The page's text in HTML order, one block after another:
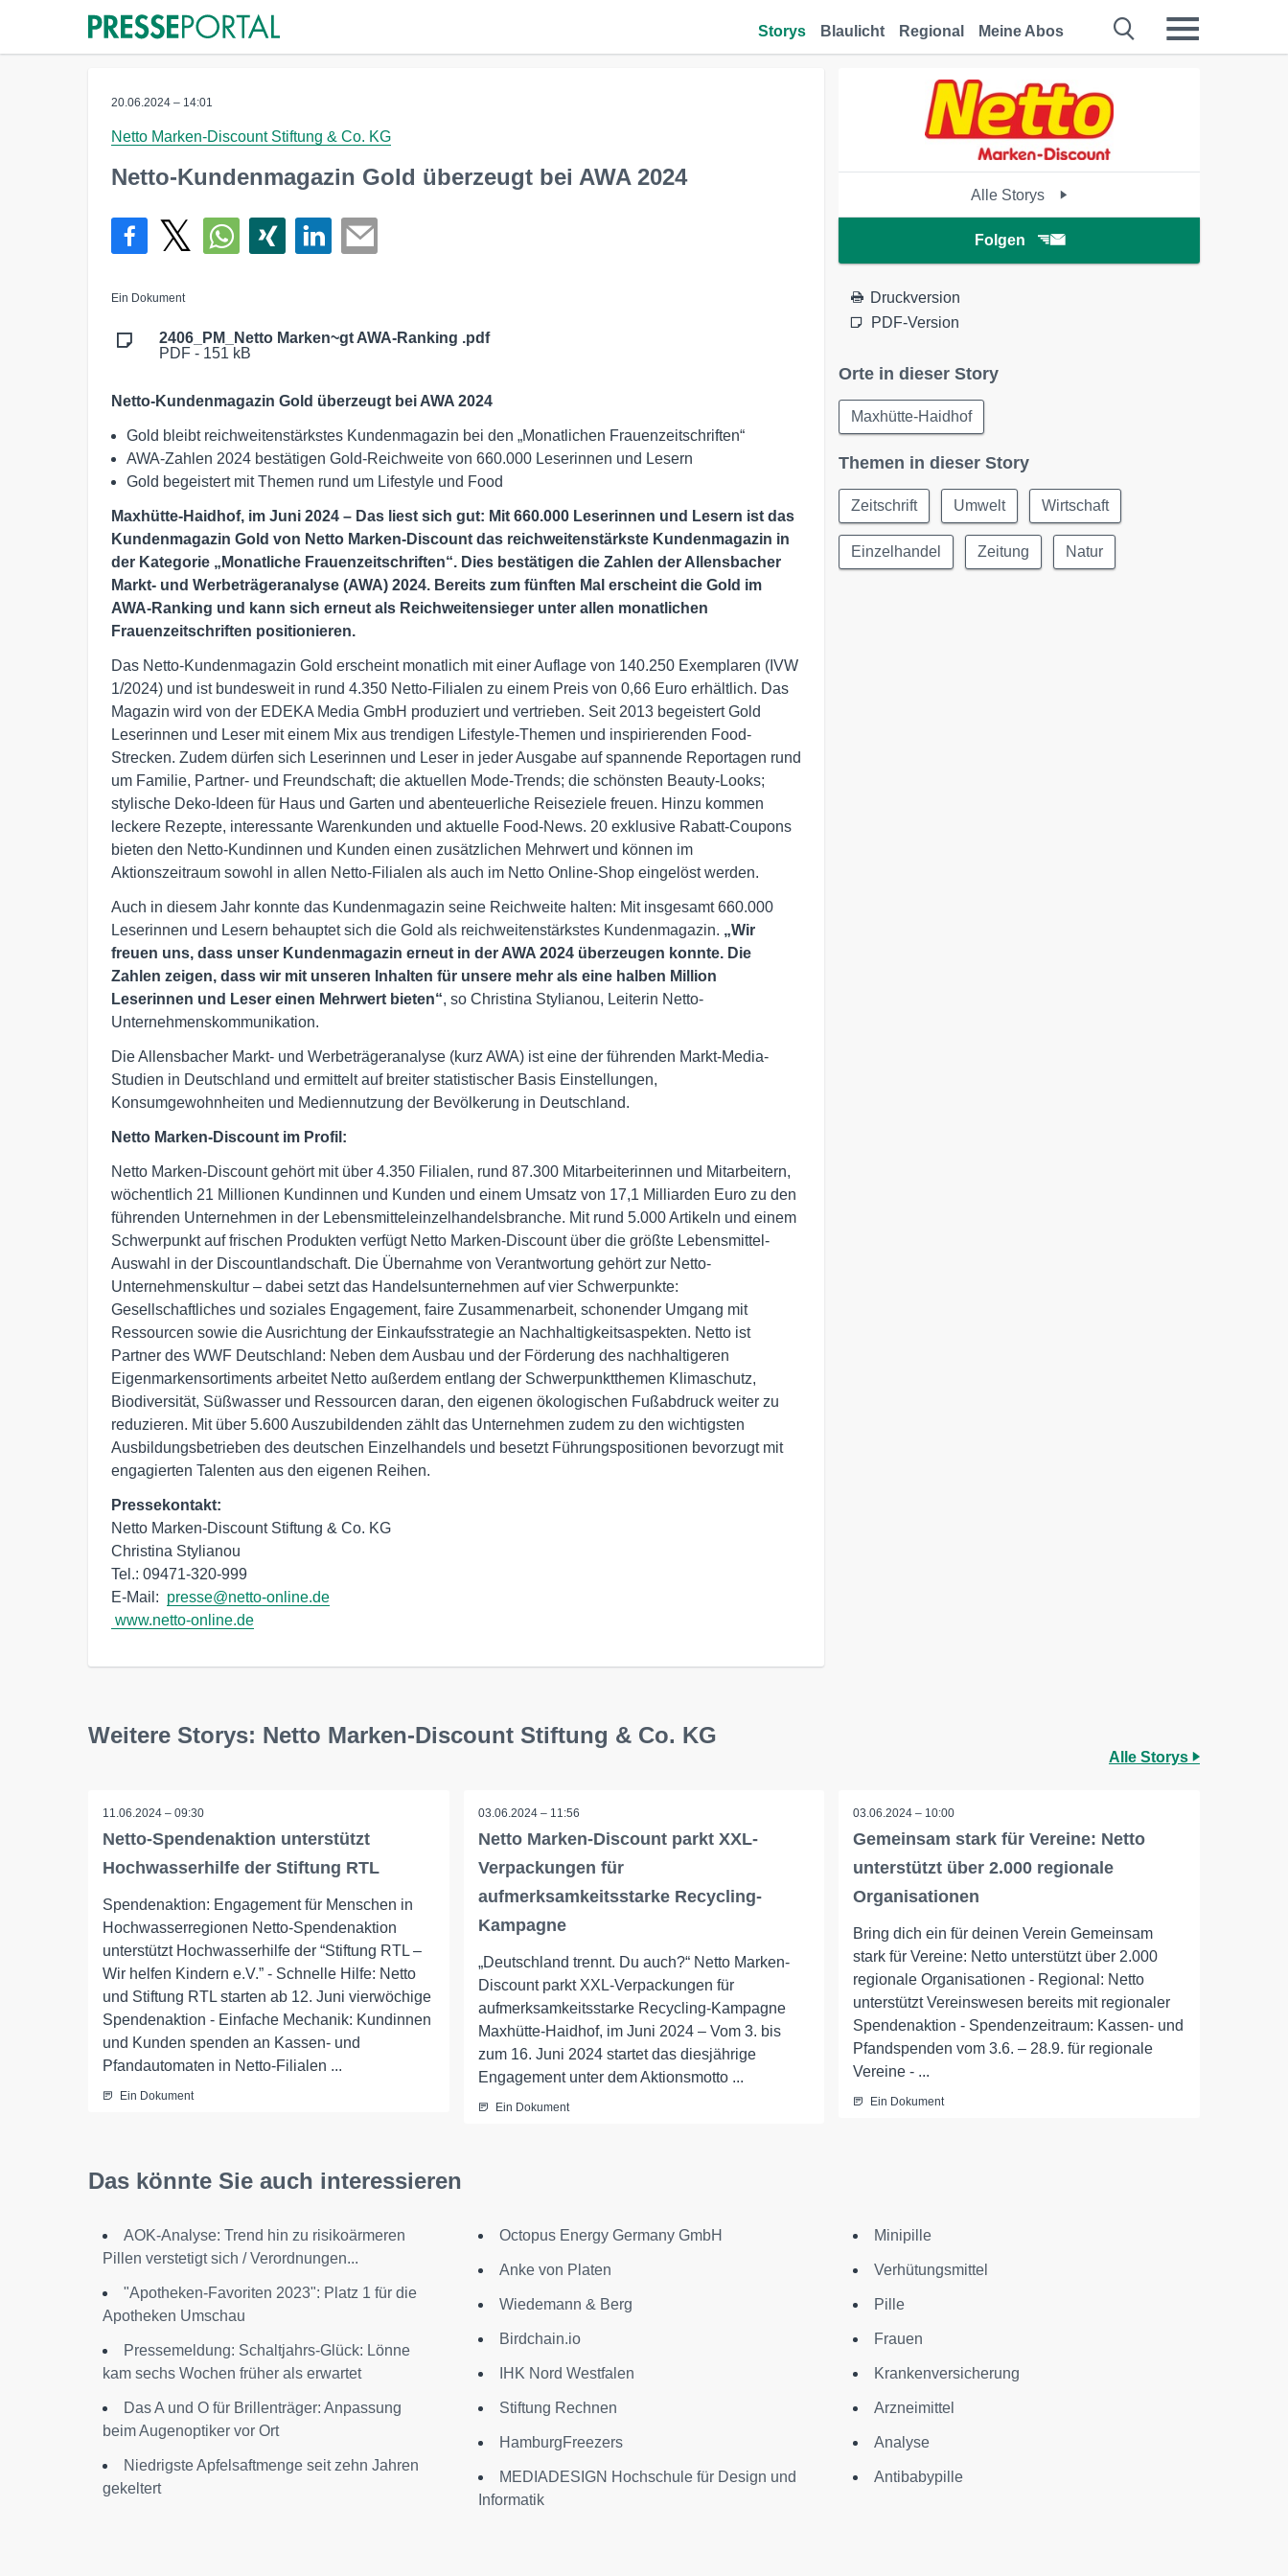
Storys Blaulicht Regional Meine Abos
20.06.2024 – 14:01
Netto Marken-Discount Stiftung & Co. KG
Netto-Kundenmagazin Gold überzeugt bei AWA 2024
Ein Dokument
2406_PM_Netto Marken~gt AWA-Ranking .pdf
PDF - 151 kB
Netto-Kundenmagazin Gold überzeugt bei AWA 2024
Gold bleibt reichweitenstärkstes Kundenmagazin bei den „Monatlichen Frauenzeitschriften“
AWA-Zahlen 2024 bestätigen Gold-Reichweite von 660.000 Leserinnen und Lesern
Gold begeistert mit Themen rund um Lifestyle und Food
Maxhütte-Haidhof, im Juni 2024 – Das liest sich gut: Mit 660.000 Leserinnen und Lesern ist das
Kundenmagazin Gold von Netto Marken-Discount das reichweitenstärkste Kundenmagazin in
der Kategorie „Monatliche Frauenzeitschriften“. Dies bestätigen die Zahlen der Allensbacher
Markt- und Werbeträgeranalyse (AWA) 2024. Bereits zum fünften Mal erscheint die Gold im
AWA-Ranking und kann sich erneut als Reichweitensieger unter allen monatlichen
Frauenzeitschriften positionieren.
Das Netto-Kundenmagazin Gold erscheint monatlich mit einer Auflage von 140.250 Exemplaren (IVW
1/2024) und ist bundesweit in rund 4.350 Netto-Filialen zu einem Preis von 0,66 Euro erhältlich. Das
Magazin wird von der EDEKA Media GmbH produziert und vertrieben. Seit 2013 begeistert Gold
Leserinnen und Leser mit einem Mix aus trendigen Lifestyle-Themen und inspirierenden Food-
Strecken. Zudem dürfen sich Leserinnen und Leser in jeder Ausgabe auf spannende Reportagen rund
um Familie, Partner- und Freundschaft; die aktuellen Mode-Trends; die schönsten Beauty-Looks;
stylische Deko-Ideen für Haus und Garten und abenteuerliche Reiseziele freuen. Hinzu kommen
leckere Rezepte, interessante Warenkunden und aktuelle Food-News. 20 exklusive Rabatt-Coupons
bieten den Netto-Kundinnen und Kunden einen zusätzlichen Mehrwert und können im
Aktionszeitraum sowohl in allen Netto-Filialen als auch im Netto Online-Shop eingelöst werden.
Auch in diesem Jahr konnte das Kundenmagazin seine Reichweite halten: Mit insgesamt 660.000
Leserinnen und Lesern behauptet sich die Gold als reichweitenstärkstes Kundenmagazin. „Wir
freuen uns, dass unser Kundenmagazin erneut in der AWA 2024 überzeugen konnte. Die
Zahlen zeigen, dass wir mit unseren Inhalten für unsere mehr als eine halben Million
Leserinnen und Leser einen Mehrwert bieten“, so Christina Stylianou, Leiterin Netto-
Unternehmenskommunikation.
Die Allensbacher Markt- und Werbeträgeranalyse (kurz AWA) ist eine der führenden Markt-Media-
Studien in Deutschland und ermittelt auf breiter statistischer Basis Einstellungen,
Konsumgewohnheiten und Mediennutzung der Bevölkerung in Deutschland.
Netto Marken-Discount im Profil:
Netto Marken-Discount gehört mit über 4.350 Filialen, rund 87.300 Mitarbeiterinnen und Mitarbeitern,
wöchentlich 21 Millionen Kundinnen und Kunden und einem Umsatz von 17,1 Milliarden Euro zu den
führenden Unternehmen in der Lebensmitteleinzelhandelsbranche. Mit rund 5.000 Artikeln und einem
Schwerpunkt auf frischen Produkten verfügt Netto Marken-Discount über die größte Lebensmittel-
Auswahl in der Discountlandschaft. Die Übernahme von Verantwortung gehört zur Netto-
Unternehmenskultur – dabei setzt das Handelsunternehmen auf vier Schwerpunkte:
Gesellschaftliches und soziales Engagement, faire Zusammenarbeit, schonender Umgang mit
Ressourcen sowie die Ausrichtung der Einkaufsstrategie an Nachhaltigkeitsaspekten. Netto ist
Partner des WWF Deutschland: Neben dem Ausbau und der Förderung des nachhaltigeren
Eigenmarkensortiments arbeitet Netto außerdem entlang der Schwerpunktthemen Klimaschutz,
Biodiversität, Süßwasser und Ressourcen daran, den eigenen ökologischen Fußabdruck weiter zu
reduzieren. Mit über 5.600 Auszubildenden zählt das Unternehmen zudem zu den wichtigsten
Ausbildungsbetrieben des deutschen Einzelhandels und besetzt Führungspositionen bevorzugt mit
engagierten Talenten aus den eigenen Reihen.
Pressekontakt:
Netto Marken-Discount Stiftung & Co. KG
Christina Stylianou
Tel.: 09471-320-999
E-Mail: presse@netto-online.de
www.netto-online.de
Alle Storys
Folgen
Druckversion
PDF-Version
Orte in dieser Story
Maxhütte-Haidhof
Themen in dieser Story
Zeitschrift Umwelt Wirtschaft
Einzelhandel Zeitung Natur
Weitere Storys: Netto Marken-Discount Stiftung & Co. KG
Alle Storys
11.06.2024 – 09:30
Netto-Spendenaktion unterstützt
Hochwasserhilfe der Stiftung RTL
Spendenaktion: Engagement für Menschen in
Hochwasserregionen Netto-Spendenaktion
unterstützt Hochwasserhilfe der “Stiftung RTL –
Wir helfen Kindern e.V.” - Schnelle Hilfe: Netto
und Stiftung RTL starten ab 12. Juni vierwöchige
Spendenaktion - Einfache Mechanik: Kundinnen
und Kunden spenden an Kassen- und
Pfandautomaten in Netto-Filialen ...
Ein Dokument
03.06.2024 – 11:56
Netto Marken-Discount parkt XXL-
Verpackungen für
aufmerksamkeitsstarke Recycling-
Kampagne
„Deutschland trennt. Du auch?“ Netto Marken-
Discount parkt XXL-Verpackungen für
aufmerksamkeitsstarke Recycling-Kampagne
Maxhütte-Haidhof, im Juni 2024 – Vom 3. bis
zum 16. Juni 2024 startet das diesjährige
Engagement unter dem Aktionsmotto ...
Ein Dokument
03.06.2024 – 10:00
Gemeinsam stark für Vereine: Netto
unterstützt über 2.000 regionale
Organisationen
Bring dich ein für deinen Verein Gemeinsam
stark für Vereine: Netto unterstützt über 2.000
regionale Organisationen - Regional: Netto
unterstützt Vereinswesen bereits mit regionaler
Spendenaktion - Spendenzeitraum: Kassen- und
Pfandspenden vom 3.6. – 28.9. für regionale
Vereine - ...
Ein Dokument
Das könnte Sie auch interessieren
AOK-Analyse: Trend hin zu risikoärmeren
Pillen verstetigt sich / Verordnungen...
"Apotheken-Favoriten 2023": Platz 1 für die
Apotheken Umschau
Pressemeldung: Schaltjahrs-Glück: Lönne
kam sechs Wochen früher als erwartet
Das A und O für Brillenträger: Anpassung
beim Augenoptiker vor Ort
Niedrigste Apfelsaftmenge seit zehn Jahren
gekeltert
Octopus Energy Germany GmbH
Anke von Platen
Wiedemann & Berg
Birdchain.io
IHK Nord Westfalen
Stiftung Rechnen
HamburgFreezers
MEDIADESIGN Hochschule für Design und
Informatik
Minipille
Verhütungsmittel
Pille
Frauen
Krankenversicherung
Arzneimittel
Analyse
Antibabypille